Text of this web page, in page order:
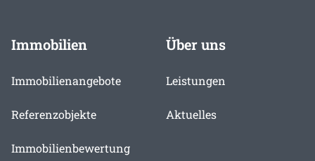
Immobilien
Immobilienangebote
Referenzobjekte
Immobilienbewertung
Über uns
Leistungen
Aktuelles